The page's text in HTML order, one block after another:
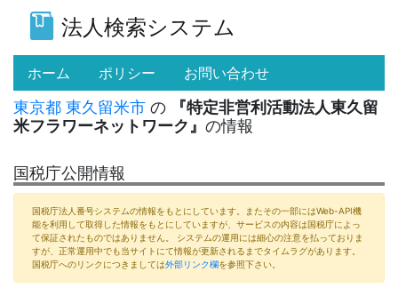
法人検索システム
ホーム (current)
ポリシー お問い合わせ
東京都 東久留米市 の
『特定非営利活動法人東久留
米フラワーネットワーク』 の情報
国税庁公開情報
国税庁法人番号システムの情報をもとにしています。またその一部にはWeb-API機
能を利用して取得した情報をもとにしていますが、サービスの内容は国税庁によっ
て保証されたものではありません。 システムの運用には細心の注意を払っておりま
すが、正常運用中でも当サイトにて情報が更新されるまでタイムラグがあります。
国税庁へのリンクにつきましては外部リンク欄を参照下さい。